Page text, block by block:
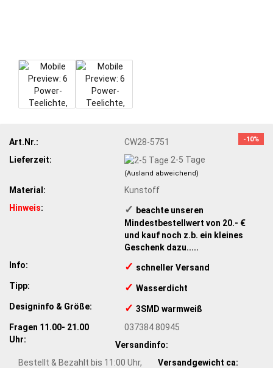
-10%
Art.Nr.:
CW28-5751
Lieferzeit:
2-5 Tage
(Ausland abweichend)
Material:
Kunstoff
Hinweis: ✓ ​ beachte unseren
Mindestbestellwert von 20.- €
und kauf noch z.b. ein kleines
Geschenk dazu.....
Info:
✓ ​schneller Versand
Tipp:
✓​Wasserdicht
Designinfo & Größe:
✓​3SMD warmweiß
Fragen 11.00- 21.00
Uhr:
037384 80945
Versandinfo:
Bestellt & Bezahlt bis 11:00 Uhr,
Versandgewicht ca: